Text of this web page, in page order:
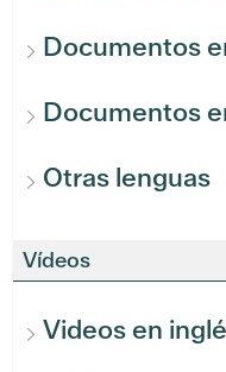
Documentos
Documentos
Otras lenguas
Vídeos
Videos en